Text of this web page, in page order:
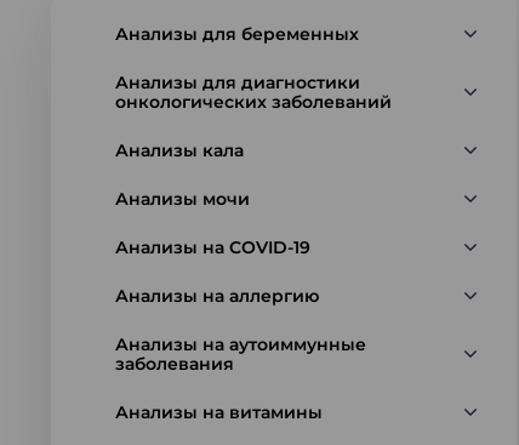
Анализы для беременных
Анализы для диагностики
онкологических заболеваний
Анализы кала
Анализы мочи
Анализы на COVID-19
Анализы на аллергию
Анализы на аутоиммунные
заболевания
Анализы на витамины